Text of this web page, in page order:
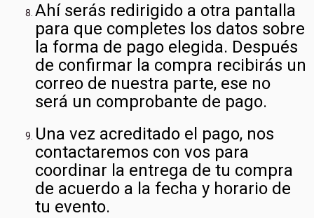
Ahí serás redirigido a otra pantalla
para que completes los datos sobre
la forma de pago elegida. Después
de confirmar la compra recibirás un
correo de nuestra parte, ese no
será un comprobante de pago.
Una vez acreditado el pago, nos
contactaremos con vos para
coordinar la entrega de tu compra
de acuerdo a la fecha y horario de
tu evento.